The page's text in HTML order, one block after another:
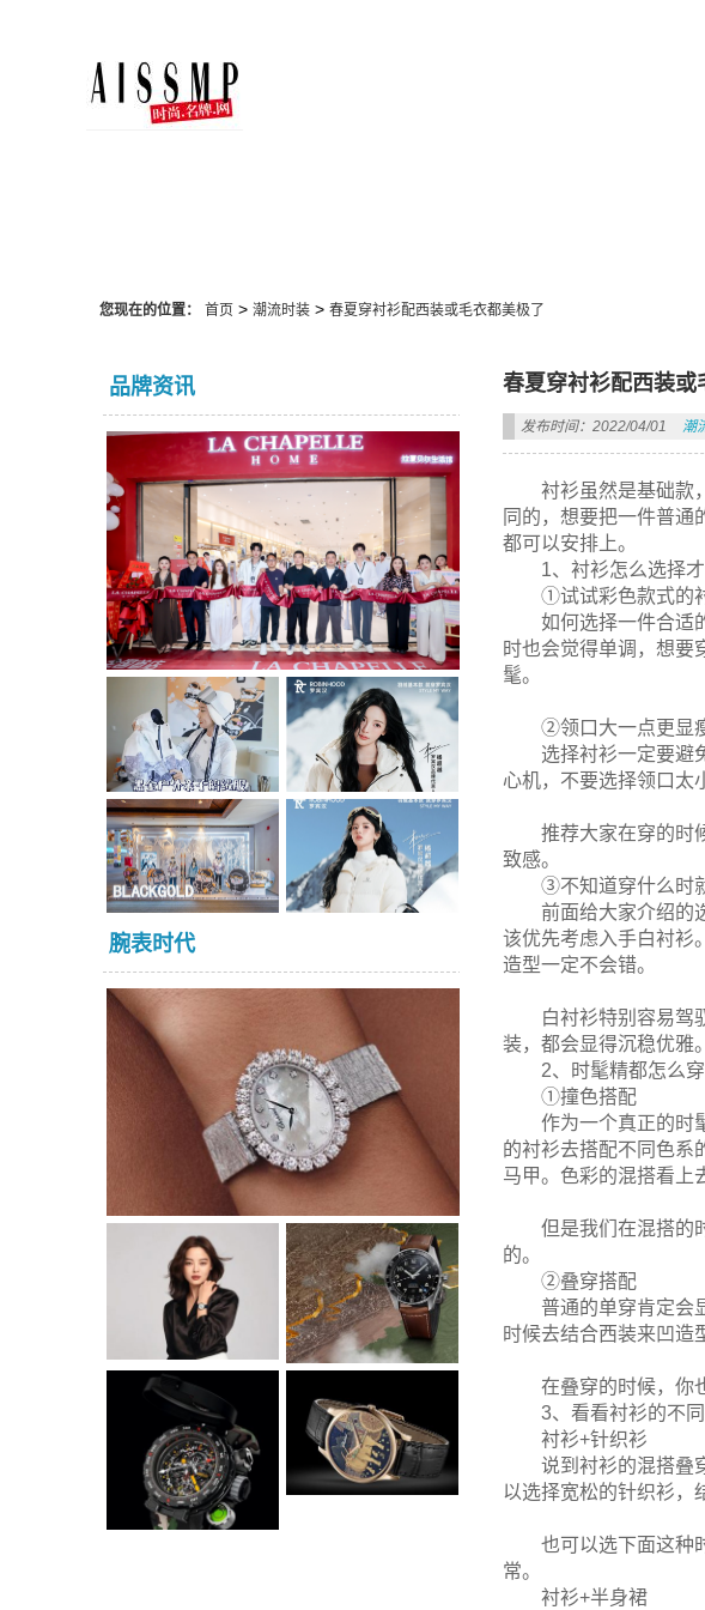
您现在的位置： 首页> 潮流时装> 春夏穿衬衫配西装或毛衣都美极了
品牌资讯
腕表时代
春夏穿衬衫配西装或
发布时间：2022/04/01 潮
衬衫虽然是基础款
同的，想要把一件普
都可以安排上。
1、衬衫怎么选择才
①试试彩色款式的
如何选择一件合适
时也会觉得单调，想要
髦。
②领口大一点更显
选择衬衫一定要避
心机，不要选择领口太
推荐大家在穿的时
致感。
③不知道穿什么时
前面给大家介绍的
该优先考虑入手白衬衫
造型一定不会错。
白衬衫特别容易驾
装，都会显得沉稳优雅。
2、时髦精都怎么穿
①撞色搭配
作为一个真正的时
的衬衫去搭配不同色系
马甲。色彩的混搭看上
但是我们在混搭的
的。
②叠穿搭配
普通的单穿肯定会
时候去结合西装来凹造
在叠穿的时候，你
3、看看衬衫的不
衬衫+针织衫
说到衬衫的混搭叠
以选择宽松的针织衫，
也可以选下面这种
常。
衬衫+半身裙